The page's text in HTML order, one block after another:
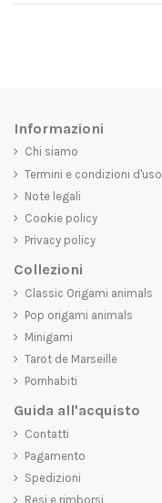
Informazioni
Chi siamo
Termini e condizioni d'uso
Note legali
Cookie policy
Privacy policy
Collezioni
Classic Origami animals
Pop origami animals
Minigami
Tarot de Marseille
Pornhabiti
Guida all'acquisto
Contatti
Pagamento
Spedizioni
Resi e rimborsi